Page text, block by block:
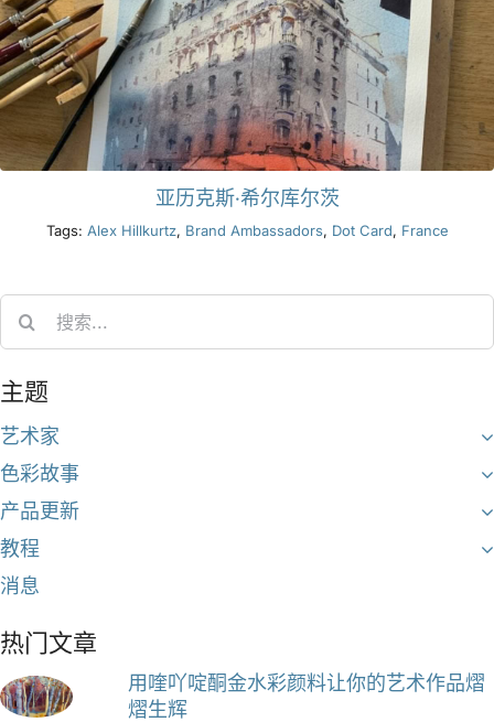
亚历克斯·希尔库尔茨
Tags: Alex Hillkurtz, Brand Ambassadors, Dot Card, France
主题
艺术家
色彩故事
产品更新
教程
消息
热门文章
用喹吖啶酮金水彩颜料让你的艺术作品熠
熠生辉